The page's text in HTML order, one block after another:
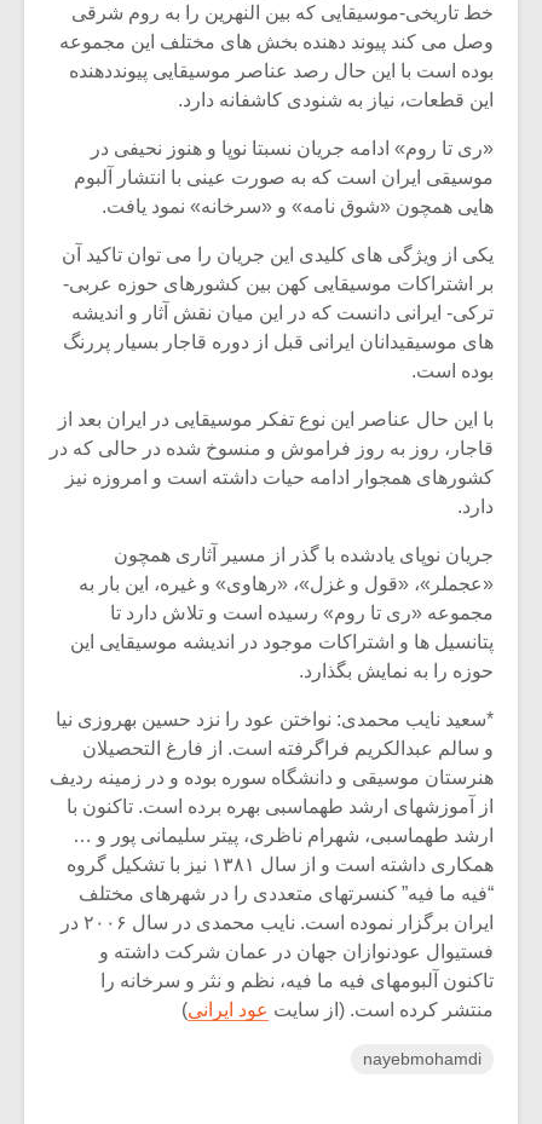
خط تاریخی-موسیقایی که بین النهرین را به روم شرقی
وصل می کند پیوند دهنده بخش های مختلف این مجموعه
بوده است با این حال رصد عناصر موسیقایی پیونددهنده
این قطعات، نیاز به شنودی کاشفانه دارد.
«ری تا روم» ادامه جریان نسبتا نوپا و هنوز نحیفی در
موسیقی ایران است که به صورت عینی با انتشار آلبوم
هایی همچون «شوق نامه» و «سرخانه» نمود یافت.
یکی از ویژگی های کلیدی این جریان را می توان تاکید آن
بر اشتراکات موسیقایی کهن بین کشورهای حوزه عربی-
ترکی- ایرانی دانست که در این میان نقش آثار و اندیشه
های موسیقیدانان ایرانی قبل از دوره قاجار بسیار پررنگ
بوده است.
با این حال عناصر این نوع تفکر موسیقایی در ایران بعد از
قاجار، روز به روز فراموش و منسوخ شده در حالی که در
کشورهای همجوار ادامه حیات داشته است و امروزه نیز
دارد.
جریان نوپای یادشده با گذر از مسیر آثاری همچون
«عجملر»، «قول و غزل»، «رهاوی» و غیره، این بار به
مجموعه «ری تا روم» رسیده است و تلاش دارد تا
پتانسیل ها و اشتراکات موجود در اندیشه موسیقایی این
حوزه را به نمایش بگذارد.
*سعید نایب محمدی: نواختن عود را نزد حسین بهروزی نیا
و سالم عبدالکریم فراگرفته است. از فارغ التحصیلان
هنرستان موسیقی و دانشگاه سوره بوده و در زمینه ردیف
از آموزشهای ارشد طهماسبی بهره برده است. تاکنون با
ارشد طهماسبی، شهرام ناظری، پیتر سلیمانی پور و …
همکاری داشته است و از سال ۱۳۸۱ نیز با تشکیل گروه
“فیه ما فیه” کنسرتهای متعددی را در شهرهای مختلف
ایران برگزار نموده است. نایب محمدی در سال ۲۰۰۶ در
فستیوال عودنوازان جهان در عمان شرکت داشته و
تاکنون آلبومهای فیه ما فیه، نظم و نثر و سرخانه را
منتشر کرده است. (از سایت عود ایرانی)
nayebmohamdi
یادداشتی بر موسیقی
متن فیلم «متری
شیش و نیم»
اگر نمی توانی
مشهورترین باشی،
بدنام ترین باش
دوره
موسیقی
موسیقی